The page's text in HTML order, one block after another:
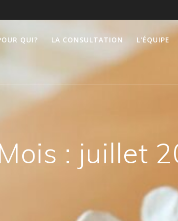
QUI? LA CONSULTATION L'ÉQUIPE
: juillet